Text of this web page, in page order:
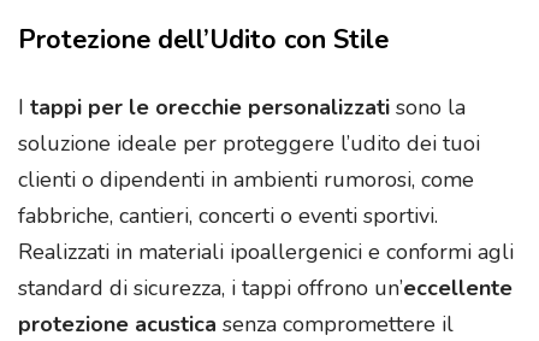
Protezione dell’Udito con Stile
I tappi per le orecchie personalizzati sono la
soluzione ideale per proteggere l’udito dei tuoi
clienti o dipendenti in ambienti rumorosi, come
fabbriche, cantieri, concerti o eventi sportivi.
Realizzati in materiali ipoallergenici e conformi agli
standard di sicurezza, i tappi offrono un’eccellente
protezione acustica senza compromettere il